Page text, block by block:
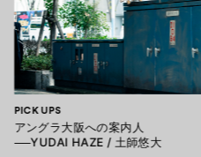
PICK UPS
アングラ大阪への案内人
──YUDAI HAZE / 土師悠大